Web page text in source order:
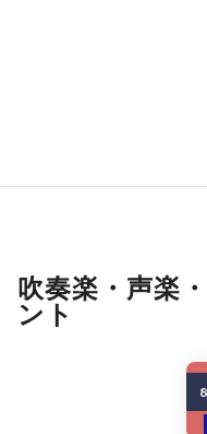
吹奏楽・声楽
ント